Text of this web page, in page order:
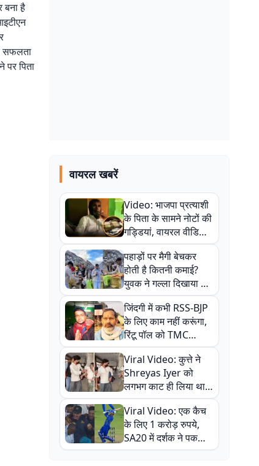
बना है़
सफलता
पर पिता
वायरल खबरें
Video: भाजपा प्रत्याशी
के पिता के सामने नोटों की
गड्डियां, वायरल वीडियो
से राजनीति में उबाल,
अजित महतो बोले- TMC
की गंदी चाल
पहाड़ों पर मैगी बेचकर
होती है कितनी कमाई?
युवक ने गल्ला दिखाया तो
नौकरी वालों के खड़े हो गए
कान
जिंदगी में कभी RSS-BJP
के लिए काम नहीं करूंगा,
रिंटू पॉल को TMC
ऑफिस में ले जाकर पीटा,
Video वायरल
Viral Video: कुत्ते ने
Shreyas Iyer को
लगभग काट ही लिया था,
न्यूजीलैंड सीरीज से पहले
बाल-बाल बचे
Viral Video: एक कैच
के लिए 1 करोड़ रुपये,
SA20 में दर्शक ने पकड़ा
एक हाथ से गजब का कैच